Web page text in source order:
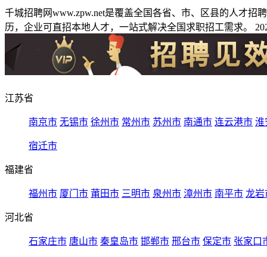
千城招聘网www.zpw.net是覆盖全国各省、市、区县的人才
历，企业可直招本地人才，一站式解决全国求职招工需求。
江苏省
南京市 无锡市 徐州市 常州市 苏州市 南通市 连云港市 淮
宿迁市
福建省
福州市 厦门市 莆田市 三明市 泉州市 漳州市 南平市 龙岩
河北省
石家庄市 唐山市 秦皇岛市 邯郸市 邢台市 保定市 张家口